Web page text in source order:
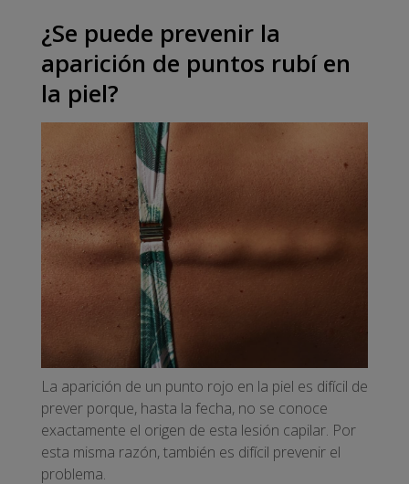
¿Se puede prevenir la
aparición de puntos rubí en
la piel?
La aparición de un punto rojo en la piel es difícil de
prever porque, hasta la fecha, no se conoce
exactamente el origen de esta lesión capilar. Por
esta misma razón, también es difícil prevenir el
problema.